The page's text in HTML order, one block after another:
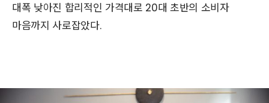
대폭 낮아진 합리적인 가격대로 20대 초반의 소비자
마음까지 사로잡았다.